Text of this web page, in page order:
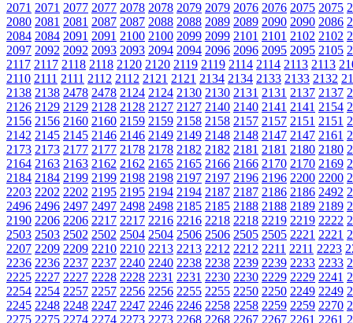
2071 2071 2077 2077 2078 2078 2079 2079 2076 2076 2075 2075
2080 2081 2081 2087 2087 2088 2088 2089 2089 2090 2090 2086
2084 2084 2091 2091 2100 2100 2099 2099 2101 2101 2102 2102
2097 2092 2092 2093 2093 2094 2094 2096 2096 2095 2095 2105
2117 2117 2118 2118 2120 2120 2119 2119 2114 2114 2113 2113
2110 2111 2111 2112 2112 2121 2121 2134 2134 2133 2133 2132
2138 2138 2478 2478 2124 2124 2130 2130 2131 2131 2137 2137
2126 2129 2129 2128 2128 2127 2127 2140 2140 2141 2141 2154
2156 2156 2160 2160 2159 2159 2158 2158 2157 2157 2151 2151
2142 2145 2145 2146 2146 2149 2149 2148 2148 2147 2147 2161
2173 2173 2177 2177 2178 2178 2182 2182 2181 2181 2180 2180
2164 2163 2163 2162 2162 2165 2165 2166 2166 2170 2170 2169
2184 2184 2199 2199 2198 2198 2197 2197 2196 2196 2200 2200
2203 2202 2202 2195 2195 2194 2194 2187 2187 2186 2186 2492
2496 2496 2497 2497 2498 2498 2185 2185 2188 2188 2189 2189
2190 2206 2206 2217 2217 2216 2216 2218 2218 2219 2219 2222
2503 2503 2502 2502 2504 2504 2506 2506 2505 2505 2221 2221
2207 2209 2209 2210 2210 2213 2213 2212 2212 2211 2211 2223
2236 2236 2237 2237 2240 2240 2238 2238 2239 2239 2233 2233
2225 2227 2227 2228 2228 2231 2231 2230 2230 2229 2229 2241
2254 2254 2257 2257 2256 2256 2255 2255 2250 2250 2249 2249
2245 2248 2248 2247 2247 2246 2246 2258 2258 2259 2259 2270
2275 2275 2274 2274 2273 2273 2268 2268 2267 2267 2261 2261